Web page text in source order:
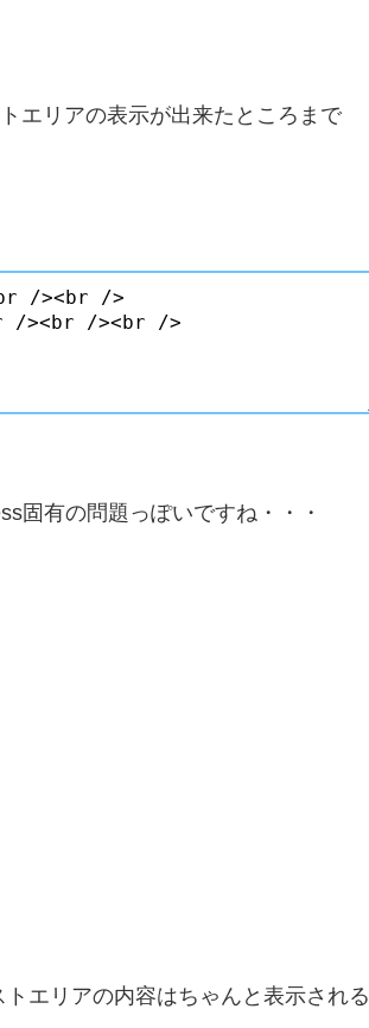
エリアの表示が出来たところまで
固有の問題っぽいですね・・・
エリアの内容はちゃんと表示される